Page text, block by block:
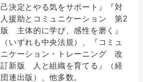
己決定とやる気をサポート』『対
人援助とコミュニケーション 第2
版 主体的に学び、感性を磨く』
（いずれも中央法規）、『コミュ
ニケーション・トレーニング 改
訂新版 人と組織を育てる』（経
団連出版）、他多数。